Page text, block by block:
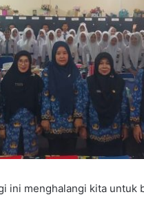
ini menghalangi kita untuk